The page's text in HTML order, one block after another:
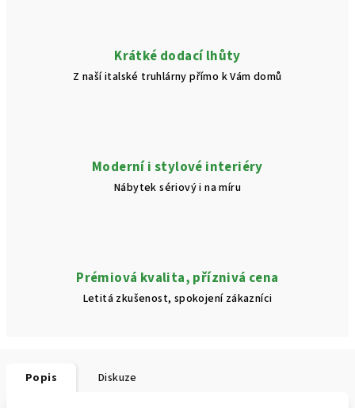
Krátké dodací lhůty
Z naší italské truhlárny přímo k Vám domů
Moderní i stylové interiéry
Nábytek sériový i na míru
Prémiová kvalita, příznivá cena
Letitá zkušenost, spokojení zákazníci
Popis Diskuze